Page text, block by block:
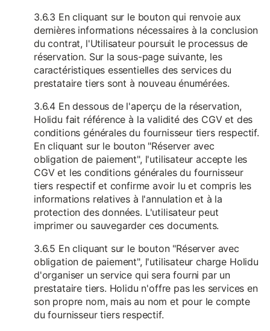
3.6.3 En cliquant sur le bouton qui renvoie aux
dernières informations nécessaires à la conclusion
du contrat, l'Utilisateur poursuit le processus de
réservation. Sur la sous-page suivante, les
caractéristiques essentielles des services du
prestataire tiers sont à nouveau énumérées.
3.6.4 En dessous de l'aperçu de la réservation,
Holidu fait référence à la validité des CGV et des
conditions générales du fournisseur tiers respectif.
En cliquant sur le bouton "Réserver avec
obligation de paiement", l'utilisateur accepte les
CGV et les conditions générales du fournisseur
tiers respectif et confirme avoir lu et compris les
informations relatives à l'annulation et à la
protection des données. L'utilisateur peut
imprimer ou sauvegarder ces documents.
3.6.5 En cliquant sur le bouton "Réserver avec
obligation de paiement", l'utilisateur charge Holidu
d'organiser un service qui sera fourni par un
prestataire tiers. Holidu n'offre pas les services en
son propre nom, mais au nom et pour le compte
du fournisseur tiers respectif.